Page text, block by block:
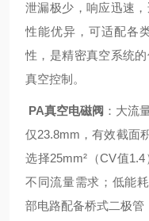
泄漏极少，响应迅速
性能优异，可适配各
性，是精密真空系统
真空控制。
PA真空电磁阀 ：大流
仅23.8mm，有效截面
选择25mm²（CV值
不同流量需求；低能
部电路配备桥式二极